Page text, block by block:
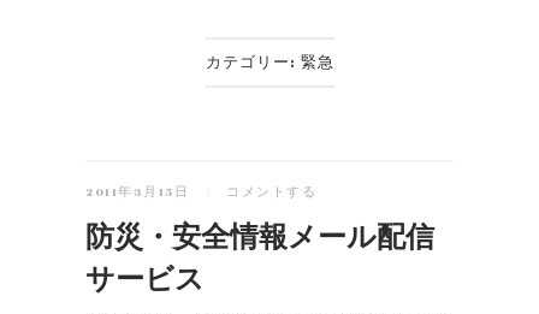
カテゴリー: 緊急
2011年3月15日 コメントする
防災・安全情報メール配信
サービス